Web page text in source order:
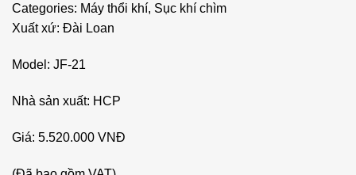
Categories: Máy thổi khí, Sục khí chìm
Xuất xứ: Đài Loan
Model: JF-21
Nhà sản xuất: HCP
Giá: 5.520.000 VNĐ